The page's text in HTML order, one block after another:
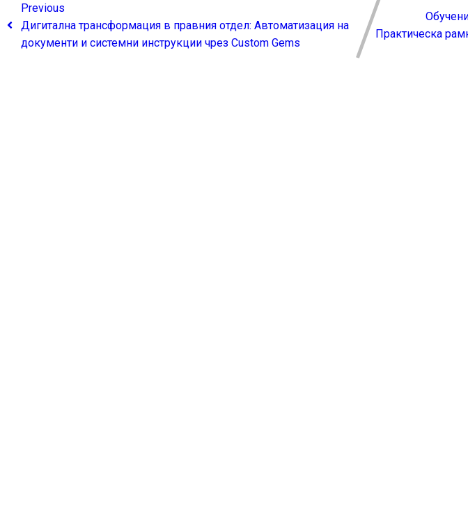
Previous
Дигитална трансформация в правния отдел: Автоматизация на
документи и системни инструкции чрез Custom Gems
Практическа